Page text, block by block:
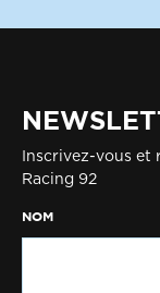
Inscrivez-vous et
Racing 92
NOM